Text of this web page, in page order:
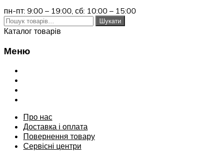
пн-пт: 9:00 – 19:00, сб: 10:00 – 15:00
Шукати:
Шукати
Каталог товарів
Меню
Переглянути
Про нас
Доставка і оплата
Повернення товару
Сервісні центри